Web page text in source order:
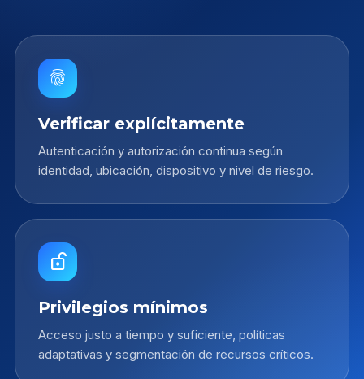
fingerprint
Verificar explícitamente
Autenticación y autorización continua según
identidad, ubicación, dispositivo y nivel de riesgo.
lock_open_right
Privilegios mínimos
Acceso justo a tiempo y suficiente, políticas
adaptativas y segmentación de recursos críticos.